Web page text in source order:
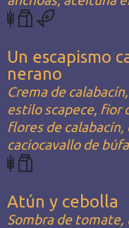
Un escapismo
nerano
Crema de
estilo scapece, fior
flores de calabacín,
caciocavallo de
Atún y cebolla
Sombra de